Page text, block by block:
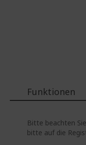
Funktionen
Bitte beachten
bitte auf die